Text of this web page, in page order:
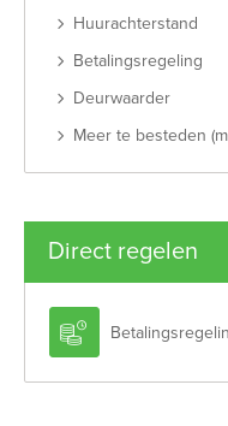
Huurachterstand
Betalingsregeling
Deurwaarder
Meer te besteden
Direct regelen
